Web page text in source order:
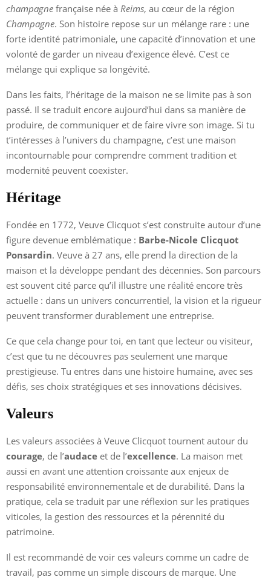
champagne française née à Reims, au cœur de la région
Champagne. Son histoire repose sur un mélange rare : une
forte identité patrimoniale, une capacité d’innovation et une
volonté de garder un niveau d’exigence élevé. C’est ce
mélange qui explique sa longévité.
Dans les faits, l’héritage de la maison ne se limite pas à son
passé. Il se traduit encore aujourd’hui dans sa manière de
produire, de communiquer et de faire vivre son image. Si tu
t’intéresses à l’univers du champagne, c’est une maison
incontournable pour comprendre comment tradition et
modernité peuvent coexister.
Héritage
Fondée en 1772, Veuve Clicquot s’est construite autour d’une
figure devenue emblématique : Barbe-Nicole Clicquot
Ponsardin. Veuve à 27 ans, elle prend la direction de la
maison et la développe pendant des décennies. Son parcours
est souvent cité parce qu’il illustre une réalité encore très
actuelle : dans un univers concurrentiel, la vision et la rigueur
peuvent transformer durablement une entreprise.
Ce que cela change pour toi, en tant que lecteur ou visiteur,
c’est que tu ne découvres pas seulement une marque
prestigieuse. Tu entres dans une histoire humaine, avec ses
défis, ses choix stratégiques et ses innovations décisives.
Valeurs
Les valeurs associées à Veuve Clicquot tournent autour du
courage, de l’audace et de l’excellence. La maison met
aussi en avant une attention croissante aux enjeux de
responsabilité environnementale et de durabilité. Dans la
pratique, cela se traduit par une réflexion sur les pratiques
viticoles, la gestion des ressources et la pérennité du
patrimoine.
Il est recommandé de voir ces valeurs comme un cadre de
travail, pas comme un simple discours de marque. Une